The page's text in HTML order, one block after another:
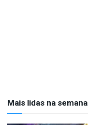
Mais lidas na semana